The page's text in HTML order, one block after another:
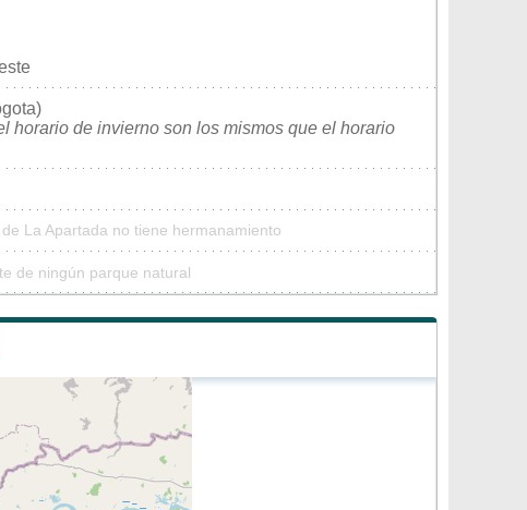
horario de invierno son los mismos que el horario
La Apartada no tiene hermanamiento
de ningún parque natural